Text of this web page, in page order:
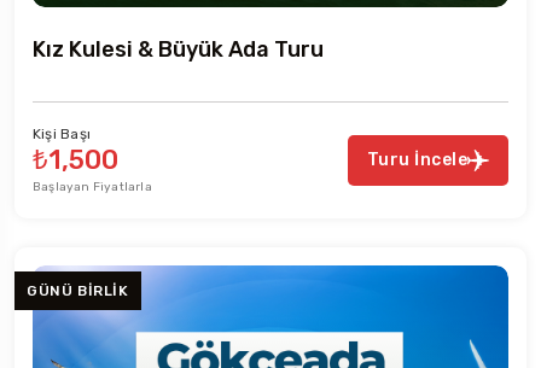
Kız Kulesi & Büyük Ada Turu
Kişi Başı
₺1,500
Başlayan Fiyatlarla
Turu İncele
GÜNÜ BIRLIK